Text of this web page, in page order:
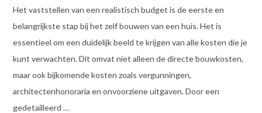
Het vaststellen van een realistisch budget is de eerste en
belangrijkste stap bij het zelf bouwen van een huis. Het is
essentieel om een duidelijk beeld te krijgen van alle kosten die je
kunt verwachten. Dit omvat niet alleen de directe bouwkosten,
maar ook bijkomende kosten zoals vergunningen,
architectenhonoraria en onvoorziene uitgaven. Door een
gedetailleerd …